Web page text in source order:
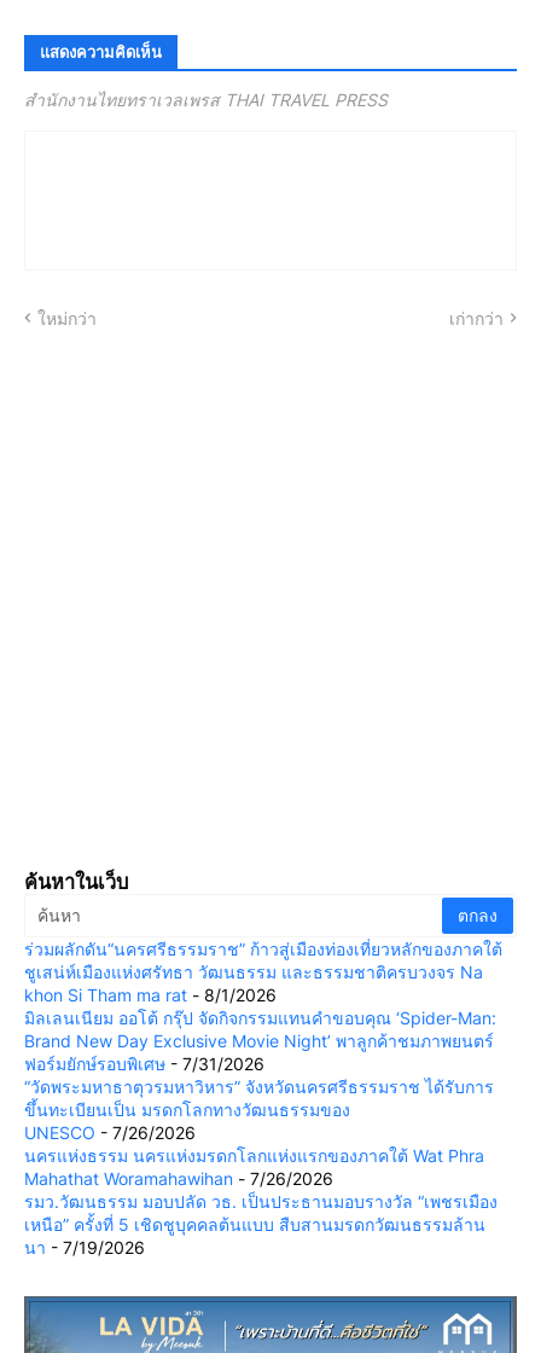
แสดงความคิดเห็น
สำนักงานไทยทราเวลเพรส THAI TRAVEL PRESS
ใหม่กว่า เก่ากว่า
ค้นหาในเว็บ
ร่วมผลักดัน“นครศรีธรรมราช” ก้าวสู่เมืองท่องเที่ยวหลักของภาคใต้
ชูเสน่ห์เมืองแห่งศรัทธา วัฒนธรรม และธรรมชาติครบวงจร Na
khon Si Tham ma rat - 8/1/2026
มิลเลนเนียม ออโต้ กรุ๊ป จัดกิจกรรมแทนคำขอบคุณ ‘Spider-Man:
Brand New Day Exclusive Movie Night’ พาลูกค้าชมภาพยนตร์
ฟอร์มยักษ์รอบพิเศษ - 7/31/2026
“วัดพระมหาธาตุวรมหาวิหาร” จังหวัดนครศรีธรรมราช ได้รับการ
ขึ้นทะเบียนเป็น มรดกโลกทางวัฒนธรรมของ
UNESCO - 7/26/2026
นครแห่งธรรม นครแห่งมรดกโลกแห่งแรกของภาคใต้ Wat Phra
Mahathat Woramahawihan - 7/26/2026
รมว.วัฒนธรรม มอบปลัด วธ. เป็นประธานมอบรางวัล “เพชรเมือง
เหนือ” ครั้งที่ 5 เชิดชูบุคคลต้นแบบ สืบสานมรดกวัฒนธรรมล้าน
นา - 7/19/2026